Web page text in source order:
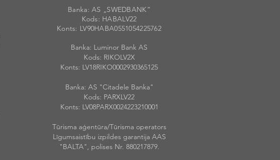
Banka: AS „SWEDBANK”
Kods: HABALV22
Konts: LV90HABA0551054225762
Banka: Luminor Bank AS
Kods: RIKOLV2X
Konts: LV18RIKO0002930365125
Banka: AS "Citadele Banka"
Kods: PARXLV22
Konts: LV08PARX0024223210001
Tūrisma aģentūra/Tūrisma operators
Līgumsaistību izpildes garantija AAS
"BALTA", polises Nr. 880217879.